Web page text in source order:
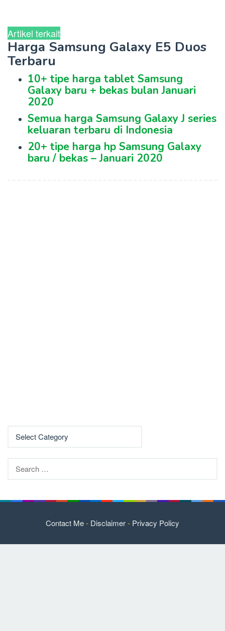
Artikel terkait
Harga Samsung Galaxy E5 Duos
Terbaru
10+ tipe harga tablet Samsung
Galaxy baru + bekas bulan Januari
2020
Semua harga Samsung Galaxy J series
keluaran terbaru di Indonesia
20+ tipe harga hp Samsung Galaxy
baru / bekas – Januari 2020
for:
Contact Me- Disclaimer- Privacy Policy